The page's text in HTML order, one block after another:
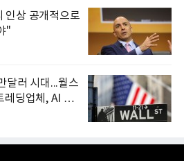
인상 공개적으로
"
달러 시대...월스
레딩업체, AI 기